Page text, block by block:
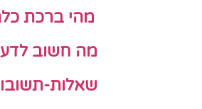
מהי ברכת כלה
מה חשוב לדעת
שאלות-תשובות